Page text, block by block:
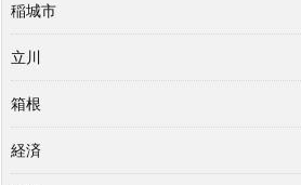
稲城市
立川
箱根
経済